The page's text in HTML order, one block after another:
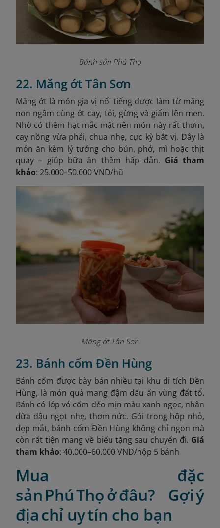
Bánh sắn Phú Thọ
22. Măng ớt Tân Sơn
Măng ớt là món gia vị nổi tiếng được làm từ măng
non ngâm cùng ớt cay, tỏi, gừng và giấm lên men.
Nhờ có thêm hạt mắc mật nên món này rất thơm,
cay nồng vừa phải, chua nhẹ, cực kỳ bắt vị. Đây là
món ăn kèm lý tưởng cho bún, phở, mì hoặc thịt
quay – giúp bữa ăn thêm hấp dẫn. Giá tham
khảo: 25.000–50.000 VND/hũ
Măng ớt Tân Sơn
23. Bánh cốm Đền Hùng
Bánh cốm được bày bán nhiều tại khu di tích Đền
Hùng, là món quà mang đậm dấu ấn vùng đất tổ.
Bánh có lớp vỏ cốm dẻo mịn màu xanh ngọc, nhân
dừa đậu ngọt nhẹ, thơm nức. Gói trong hộp nhỏ,
đẹp mắt, bánh cốm Đền Hùng không chỉ ngon mà
còn rất tiện mang về biếu tặng sau chuyến đi. Giá
tham khảo: 40.000–60.000 VND/hộp 5 bánh
Mua đặc
sản Phú Thọ ở đâu? Gợi ý
địa chỉ uy tín cho bạn